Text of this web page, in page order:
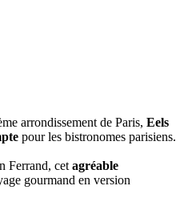
arrondissement de Paris, Eels
pour les bistronomes parisiens.
Ferrand, cet agréable
gourmand en version